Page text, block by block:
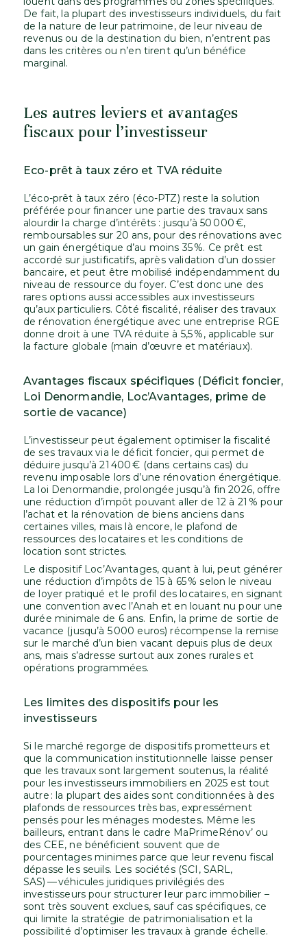
De fait, la plupart des investisseurs individuels, du fait
de la nature de leur patrimoine, de leur niveau de
revenus ou de la destination du bien, n’entrent pas
dans les critères ou n’en tirent qu’un bénéfice
marginal.
Les autres leviers et avantages
fiscaux pour l’investisseur
Eco-prêt à taux zéro et TVA réduite
L’éco-prêt à taux zéro (éco-PTZ) reste la solution
préférée pour financer une partie des travaux sans
alourdir la charge d’intérêts : jusqu’à 50 000 €,
remboursables sur 20 ans, pour des rénovations avec
un gain énergétique d’au moins 35 %. Ce prêt est
accordé sur justificatifs, après validation d’un dossier
bancaire, et peut être mobilisé indépendamment du
niveau de ressource du foyer. C’est donc une des
rares options aussi accessibles aux investisseurs
qu’aux particuliers. Côté fiscalité, réaliser des travaux
de rénovation énergétique avec une entreprise RGE
donne droit à une TVA réduite à 5,5 %, applicable sur
la facture globale (main d’œuvre et matériaux).
Avantages fiscaux spécifiques (Déficit foncier,
Loi Denormandie, Loc’Avantages, prime de
sortie de vacance)
L’investisseur peut également optimiser la fiscalité
de ses travaux via le déficit foncier, qui permet de
déduire jusqu’à 21 400 € (dans certains cas) du
revenu imposable lors d’une rénovation énergétique.
La loi Denormandie, prolongée jusqu’à fin 2026, offre
une réduction d’impôt pouvant aller de 12 à 21 % pour
l’achat et la rénovation de biens anciens dans
certaines villes, mais là encore, le plafond de
ressources des locataires et les conditions de
location sont strictes.
Le dispositif Loc’Avantages, quant à lui, peut générer
une réduction d’impôts de 15 à 65 % selon le niveau
de loyer pratiqué et le profil des locataires, en signant
une convention avec l’Anah et en louant nu pour une
durée minimale de 6 ans. Enfin, la prime de sortie de
vacance (jusqu’à 5 000 euros) récompense la remise
sur le marché d’un bien vacant depuis plus de deux
ans, mais s’adresse surtout aux zones rurales et
opérations programmées.
Les limites des dispositifs pour les
investisseurs
Si le marché regorge de dispositifs prometteurs et
que la communication institutionnelle laisse penser
que les travaux sont largement soutenus, la réalité
pour les investisseurs immobiliers en 2025 est tout
autre : la plupart des aides sont conditionnées à des
plafonds de ressources très bas, expressément
pensés pour les ménages modestes. Même les
bailleurs, entrant dans le cadre MaPrimeRénov’ ou
des CEE, ne bénéficient souvent que de
pourcentages minimes parce que leur revenu fiscal
dépasse les seuils. Les sociétés (SCI, SARL,
SAS) — véhicules juridiques privilégiés des
investisseurs pour structurer leur parc immobilier –
sont très souvent exclues, sauf cas spécifiques, ce
qui limite la stratégie de patrimonialisation et la
possibilité d’optimiser les travaux à grande échelle.